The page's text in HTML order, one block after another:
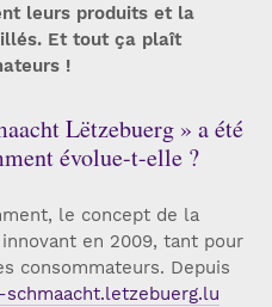
leurs produits et la
Et tout ça plaît
!
Lëtzebuerg » a été
évolue-t-elle ?
le concept de la
en 2009, tant pour
consommateurs. Depuis